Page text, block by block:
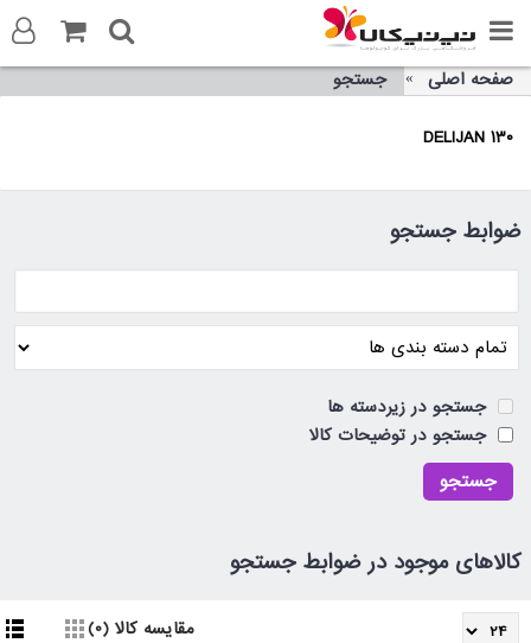
صفحه اصلی جستجو
DELIJAN 130
ضوابط جستجو
جستجو در زیردسته ها
جستجو در توضیحات کالا
کالاهای موجود در ضوابط جستجو
مقایسه کالا (0)